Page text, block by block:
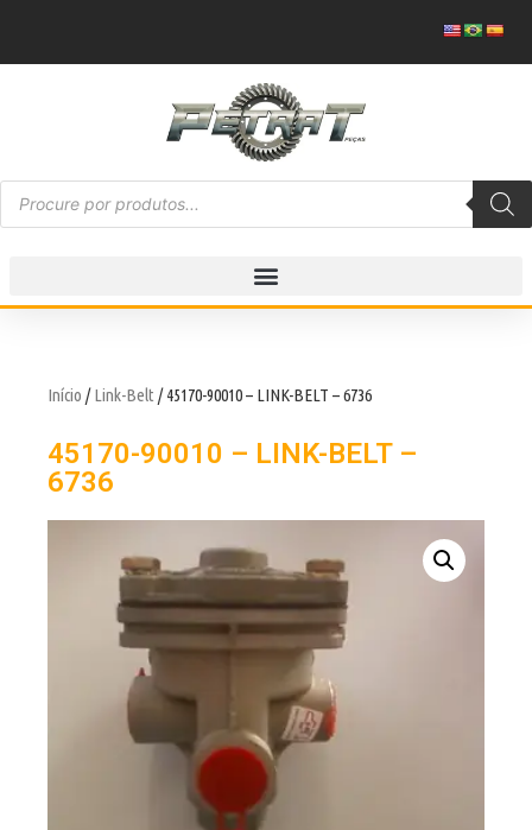
Início /Link-Belt / 45170-90010 – LINK-BELT – 6736
45170-90010 – LINK-BELT –
6736